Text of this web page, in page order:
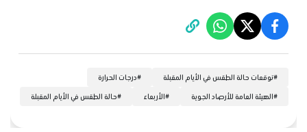
#توقعات حالة الطقس في الأيام المقبلة #درجات الحرارة
#الهيئة العامة للأرصاد الجوية #الأربعاء #حالة الطقس في الأيام المقبلة